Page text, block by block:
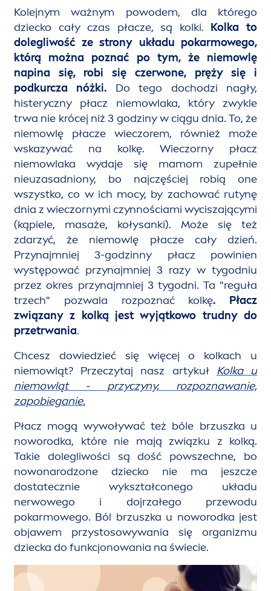
Kolejnym ważnym powodem, dla którego
dziecko cały czas płacze, są kolki. Kolka to
dolegliwość ze strony układu pokarmowego,
którą można poznać po tym, że niemowlę
napina się, robi się czerwone, pręży się i
podkurcza nóżki. Do tego dochodzi nagły,
histeryczny płacz niemowlaka, który zwykle
trwa nie krócej niż 3 godziny w ciągu dnia. To, że
niemowlę płacze wieczorem, również może
wskazywać na kolkę. Wieczorny płacz
niemowlaka wydaje się mamom zupełnie
nieuzasadniony, bo najczęściej robią one
wszystko, co w ich mocy, by zachować rutynę
dnia z wieczornymi czynnościami wyciszającymi
(kąpiele, masaże, kołysanki). Może się też
zdarzyć, że niemowlę płacze cały dzień.
Przynajmniej 3-godzinny płacz powinien
występować przynajmniej 3 razy w tygodniu
przez okres przynajmniej 3 tygodni. Ta "reguła
trzech" pozwala rozpoznać kolkę. Płacz
związany z kolką jest wyjątkowo trudny do
przetrwania.
Chcesz dowiedzieć się więcej o kolkach u
niemowląt? Przeczytaj nasz artykuł Kolka u
niemowląt - przyczyny, rozpoznawanie,
zapobieganie.
Płacz mogą wywoływać też bóle brzuszka u
noworodka, które nie mają związku z kolką.
Takie dolegliwości są dość powszechne, bo
nowonarodzone dziecko nie ma jeszcze
dostatecznie wykształconego układu
nerwowego i dojrzałego przewodu
pokarmowego. Ból brzuszka u noworodka jest
objawem przystosowywania się organizmu
dziecka do funkcjonowania na świecie.